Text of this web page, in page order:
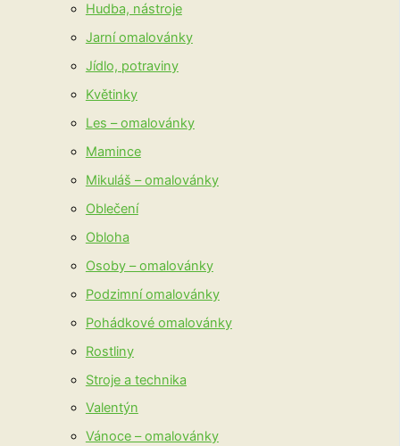
Hudba, nástroje
Jarní omalovánky
Jídlo, potraviny
Květinky
Les – omalovánky
Mamince
Mikuláš – omalovánky
Oblečení
Obloha
Osoby – omalovánky
Podzimní omalovánky
Pohádkové omalovánky
Rostliny
Stroje a technika
Valentýn
Vánoce – omalovánky